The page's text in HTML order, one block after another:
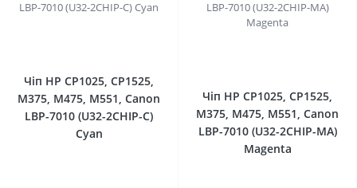
Чіп HP CP1025, CP1525,
M375, M475, M551, Canon
LBP-7010 (U32-2CHIP-C)
Cyan
Чіп HP CP1025, CP1525,
M375, M475, M551, Canon
LBP-7010 (U32-2CHIP-MA)
Magenta